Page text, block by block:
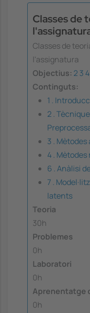
Classes de
Classes de
l'assignatura
Objectius: 23 4
Continguts:
1 .
2 .
3 .
4 .
6 . Anàlisi
7 .
latents
Teoria
30h
Problemes
0h
Laboratori
0h
Aprenentatge
0h